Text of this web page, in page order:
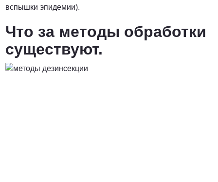
вспышки эпидемии).
Что за методы обработки
существуют.